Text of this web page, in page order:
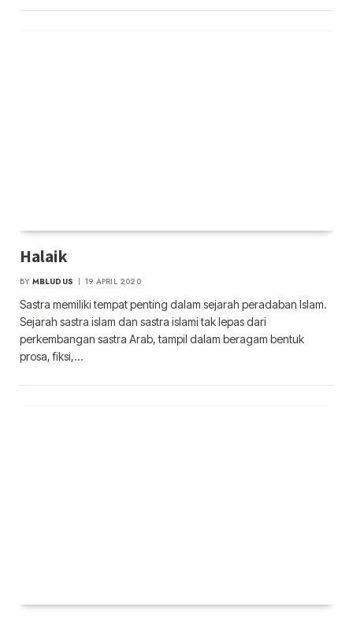
Halaik
BY MBLUDUS 19 APRIL 2020
Sastra memiliki tempat penting dalam sejarah peradaban Islam.
Sejarah sastra islam dan sastra islami tak lepas dari
perkembangan sastra Arab, tampil dalam beragam bentuk
prosa, fiksi,…